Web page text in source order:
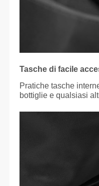
Tasche di facile
Pratiche tasche
bottiglie e qualsiasi